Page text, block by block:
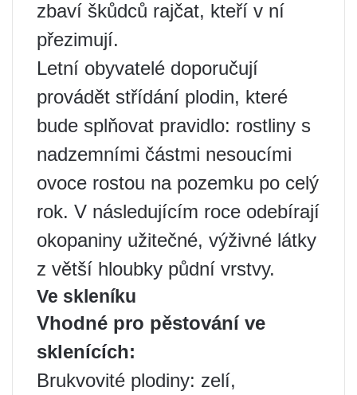
zbaví škůdců rajčat, kteří v ní
přezimují.
Letní obyvatelé doporučují
provádět střídání plodin, které
bude splňovat pravidlo: rostliny s
nadzemními částmi nesoucími
ovoce rostou na pozemku po celý
rok. V následujícím roce odebírají
okopaniny užitečné, výživné látky
z větší hloubky půdní vrstvy.
Ve skleníku
Vhodné pro pěstování ve
sklenících:
Brukvovité plodiny: zelí,